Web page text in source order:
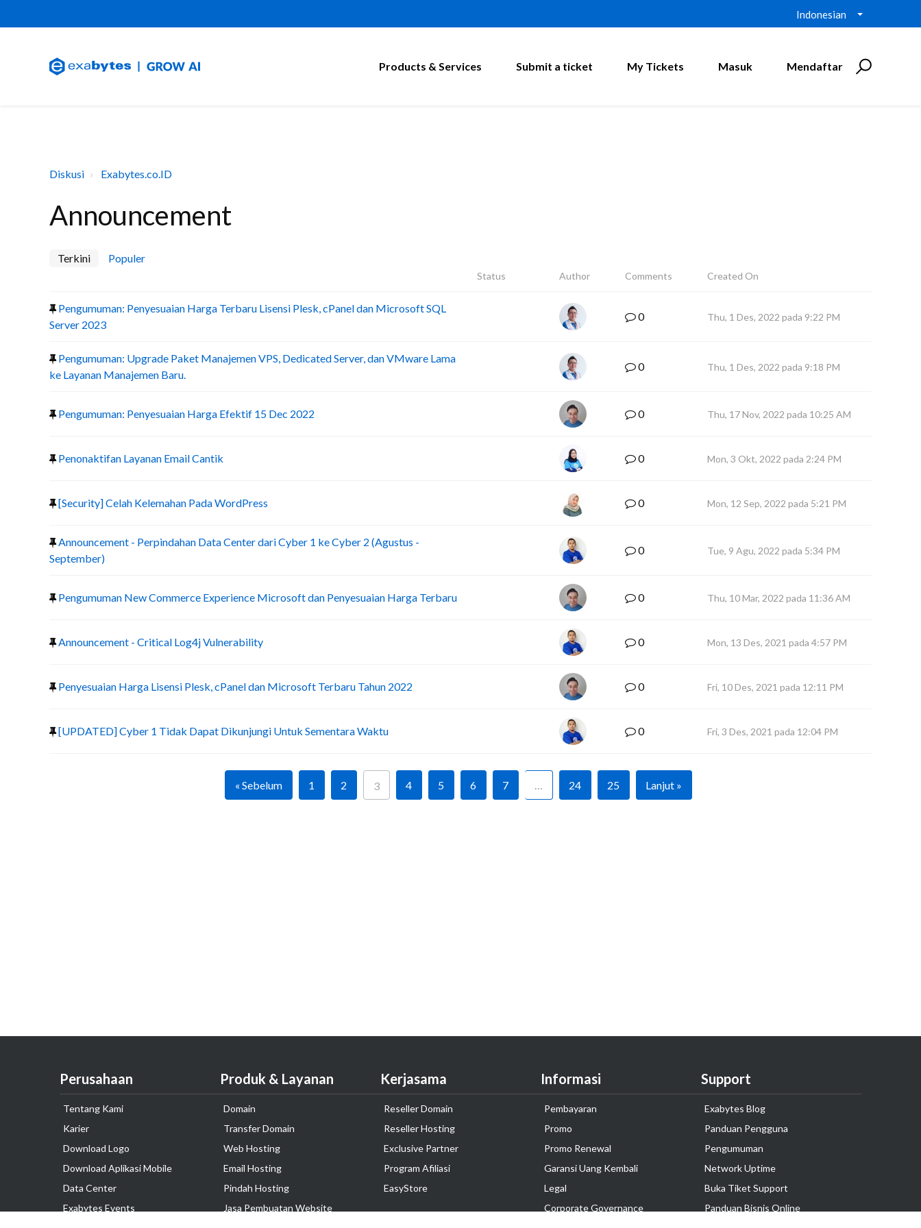
Indonesian
Products & Services Submit a ticket My Tickets Masuk Mendaftar
Diskusi Exabytes.co.ID
Announcement
Terkini Populer
Status Author Comments Created On
Pengumuman: Penyesuaian Harga Terbaru Lisensi Plesk, cPanel dan Microsoft SQL
Server 2023
0 Thu, 1 Des, 2022 pada 9:22 PM
Pengumuman: Upgrade Paket Manajemen VPS, Dedicated Server, dan VMware Lama
ke Layanan Manajemen Baru.
0 Thu, 1 Des, 2022 pada 9:18 PM
Pengumuman: Penyesuaian Harga Efektif 15 Dec 2022 0 Thu, 17 Nov, 2022 pada 10:25 AM
Penonaktifan Layanan Email Cantik 0 Mon, 3 Okt, 2022 pada 2:24 PM
[Security] Celah Kelemahan Pada WordPress 0 Mon, 12 Sep, 2022 pada 5:21 PM
Announcement - Perpindahan Data Center dari Cyber 1 ke Cyber 2 (Agustus -
September)
0 Tue, 9 Agu, 2022 pada 5:34 PM
Pengumuman New Commerce Experience Microsoft dan Penyesuaian Harga Terbaru 0 Thu, 10 Mar, 2022 pada 11:36 AM
Announcement - Critical Log4j Vulnerability 0 Mon, 13 Des, 2021 pada 4:57 PM
Penyesuaian Harga Lisensi Plesk, cPanel dan Microsoft Terbaru Tahun 2022 0 Fri, 10 Des, 2021 pada 12:11 PM
[UPDATED] Cyber 1 Tidak Dapat Dikunjungi Untuk Sementara Waktu 0 Fri, 3 Des, 2021 pada 12:04 PM
« Sebelum 1 2 3 4 5 6 7 … 24 25 Lanjut »
Perusahaan
Tentang Kami
Karier
Download Logo
Download Aplikasi Mobile
Data Center
Exabytes Events
Produk & Layanan
Domain
Transfer Domain
Web Hosting
Email Hosting
Pindah Hosting
Jasa Pembuatan Website
Kerjasama
Reseller Domain
Reseller Hosting
Exclusive Partner
Program Afiliasi
EasyStore
Informasi
Pembayaran
Promo
Promo Renewal
Garansi Uang Kembali
Legal
Corporate Governance
Support
Exabytes Blog
Panduan Pengguna
Pengumuman
Network Uptime
Buka Tiket Support
Panduan Bisnis Online